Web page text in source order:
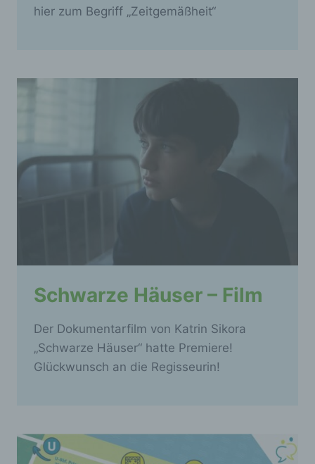
hier zum Begriff „Zeitgemäßheit“
Schwarze Häuser – Film
Der Dokumentarfilm von Katrin Sikora
„Schwarze Häuser“ hatte Premiere!
Glückwunsch an die Regisseurin!